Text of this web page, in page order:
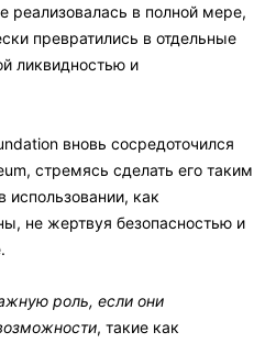
реализовалась в полной мере,
превратились в отдельные
ликвидностью и
вновь сосредоточился
стремясь сделать его таким
как
не жертвуя безопасностью и
роль, если они
, такие как